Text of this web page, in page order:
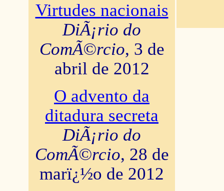
Virtudes nacionais
DiÃ¡rio do
ComÃ©rcio, 3 de
abril de 2012
O advento da
ditadura secreta
DiÃ¡rio do
ComÃ©rcio, 28 de
marï¿½o de 2012